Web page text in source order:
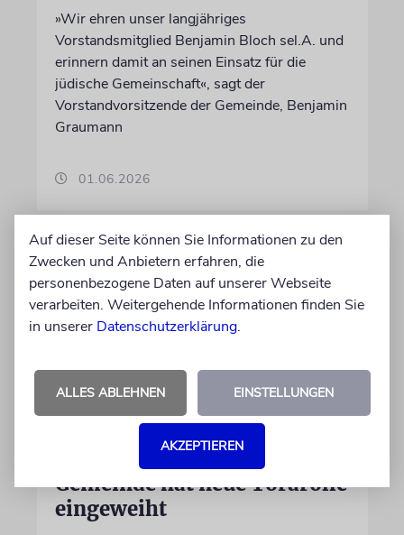
»Wir ehren unser langjähriges
Vorstandsmitglied Benjamin Bloch sel.A. und
erinnern damit an seinen Einsatz für die
jüdische Gemeinschaft«, sagt der
Vorstandvorsitzende der Gemeinde, Benjamin
Graumann
01.06.2026
Magdeburger Synagogen-
Gemeinde hat neue Torarolle
eingeweiht
Auf dieser Seite können Sie Informationen zu den
Zwecken und Anbietern erfahren, die
personenbezogene Daten auf unserer Webseite
verarbeiten. Weitergehende Informationen finden Sie
in unserer Datenschutzerklärung.
ALLES ABLEHNEN EINSTELLUNGEN
AKZEPTIEREN